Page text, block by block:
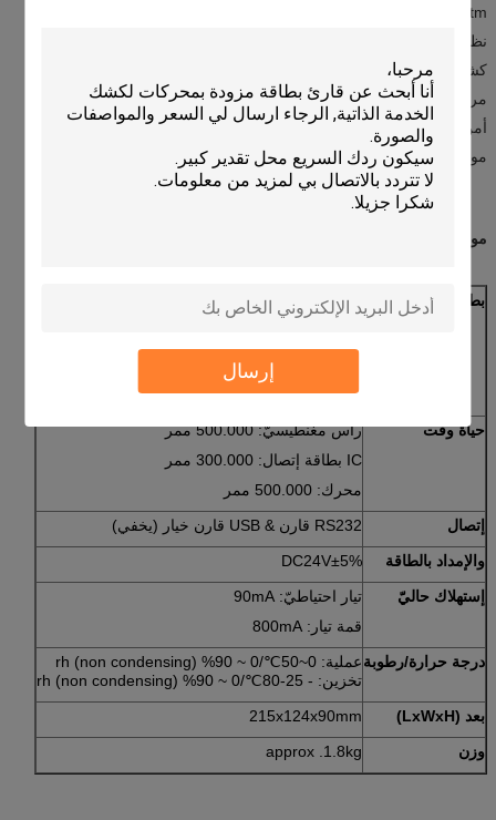
إرسال
atm
نظام المدفوعات
كشك انتهائيّة
مراقبة الدخول إلى انتهائيّة
أمن انتهائيّة
موقف نظام
مواصفة:
بطاقة معيار
بطاقة مغنطيسيّ: ISO7810 ID-1,7811
IC بطاقة: ISO7816-2
دعم T=0, T=1 SIM بطاقة
دعم Mifare S50, S70, ul بطاقة
حياة وقت
رأس مغنطيسيّ: 500.000 ممر
IC بطاقة إتصال: 300.000 ممر
محرك: 500.000 ممر
إتصال
RS232 قارن & USB قارن خيار (يخفي)
والإمداد بالطاقة
DC24V±5%
إستهلاك حاليّ
تيار احتياطيّ: 90mA
قمة تيار: 800mA
درجة حرارة/رطوبةعملية: 0~50℃/0 ~ 90% rh (non condensing)
تخزين: - 25-80℃/0 ~ 90% rh (non condensing)
بعد (LxWxH)
215x124x90mm
وزن
approx .1.8kg